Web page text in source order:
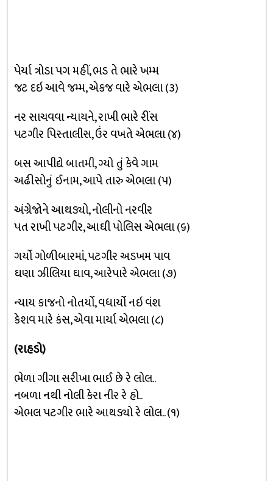
પેર્યા ત્રોડા પગ મહીં, ભડ તે ભારે ખમ્મ
જટ દઇ આવે જમ્મ, એકજ વારે એભલા (૩)
નર સાચવવા ન્યાયને, રાખી ભારે રીંસ
પટગીર પિસ્તાલીસ, ઉંર વખતે એભલા (૪)
બસ આપીદ્યે બાતમી, ગ્યો તું કેવે ગામ
અઢીસોનું ઈનામ, આપે તારુ એભલા (૫)
અંગ્રેજોને આથડ્યો, નોલીનો નરવીર
પત રાખી પટગીર, આઘી પોલિસ એભલા (૬)
ગર્યો ગોળીબારમાં, પટગીર અડખમ પાવ
ઘણા ઝીલિયા ઘાવ, આરેપારે એભલા (૭)
ન્યાય કાજનો નોતર્યો, વધાર્યો નઇ વંશ
કેશવ મારે કંસ, એવા માર્યા એભલા (૮)
(રાહડો)
ભેળા ગીગા સરીખા ભાઈ છે રે લોલ..
નબળા નથી નોલી કેરા નીર રે હો..
એભલ પટગીર ભારે આથડ્યો રે લોલ.. (૧)